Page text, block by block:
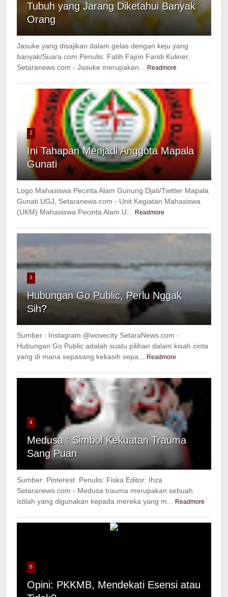
Tubuh yang Jarang Diketahui Banyak
Orang
Jasuke yang disajikan dalam gelas dengan keju yang
banyak/Suara.com Penulis: Fatih Fajrin Faridi Kuliner,
Setaranews.com - Jasuke merupakan...
Readmore
2
Ini Tahapan Menjadi Anggota Mapala
Gunati
Logo Mahasiswa Pecinta Alam Gunung Djati/Twitter Mapala
Gunati UGJ, Setaranews.com - Unit Kegiatan Mahasiswa
(UKM) Mahasiswa Pecinta Alam U...
Readmore
3
Hubungan Go Public, Perlu Nggak
Sih?
Sumber : Instagram @wovecity SetaraNews.com -
Hubungan Go Public adalah suatu pilihan dalam kisah cinta
yang di mana sepasang kekasih sepa...
Readmore
4
Medusa : Simbol Kekuatan Trauma
Sang Puan
Sumber: Pinterest Penulis: Fiska Editor: Ihza
Setaranews.com - Medusa trauma merupakan sebuah
istilah yang digunakan kepada mereka yang m...
Readmore
5
Opini: PKKMB, Mendekati Esensi atau